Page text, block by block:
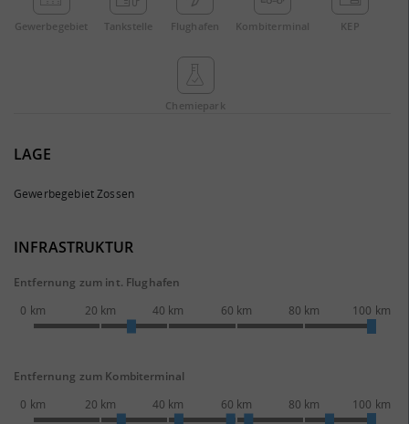
Gewerbe­gebiet Tankstelle Flughafen Kombi­terminal KEP
Chemie­park
LAGE
Gewerbegebiet Zossen
INFRASTRUKTUR
Entfernung zum int. Flughafen
0 km
20 km 40 km 60 km 80 km 100 km
Entfernung zum Kombiterminal
0 km
20 km 40 km 60 km 80 km 100 km